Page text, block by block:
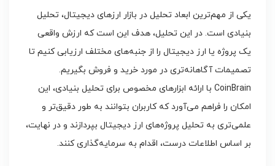
یکی از مهم‌ترین ابعاد تحلیل در بازار ارزهای دیجیتال، تحلیل
بنیادی است. در این تحلیل، هدف این است که ارزش واقعی
یک پروژه یا ارز دیجیتال را از جنبه‌های مختلف ارزیابی کنیم تا
تصمیمات آگاهانه‌تری در مورد خرید و فروش بگیریم.
CoinBrain با ارائه ابزارهای مخصوص برای تحلیل بنیادی، این
امکان را فراهم می‌آورد که کاربران بتوانند به طور دقیق‌تر و
علمی‌تری به تحلیل پروژه‌های ارز دیجیتال بپردازند و در نهایت،
بر اساس اطلاعات درست، اقدام به سرمایه‌گذاری کنند.